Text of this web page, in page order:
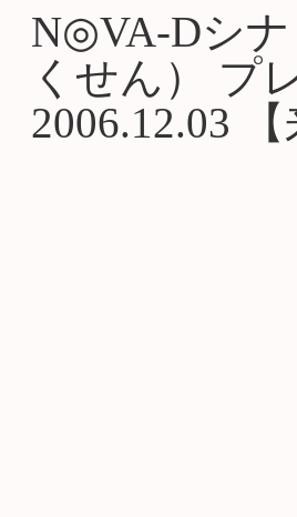
N◎VA-Dシナ
くせん） プ
2006.12.03